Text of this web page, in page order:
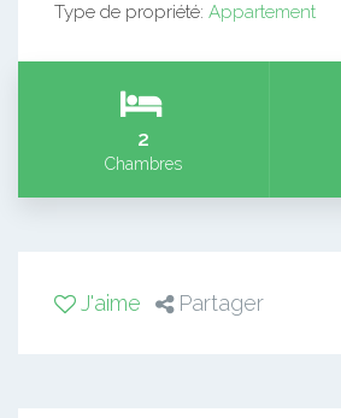
Type de propriété: Appartement
2
Chambres
J'aime Partager